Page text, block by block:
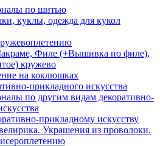
по шитью
куклы, одежда для кукол
Филе (+Вышивка по филе),
кружево
на коклюшках
прикладного искусства
по другим видам декоративно-
прикладному искусству
Украшения из проволоки.